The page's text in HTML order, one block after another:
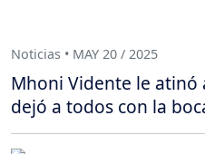
Noticias • MAY 20 / 2025
Mhoni Vidente le atinó
dejó a todos con la